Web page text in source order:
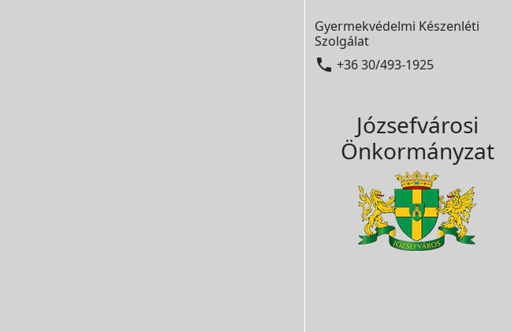
Gyermekvédelmi Készenléti
Szolgálat
 +36 30/493-1925
Józsefvárosi
Önkormányzat